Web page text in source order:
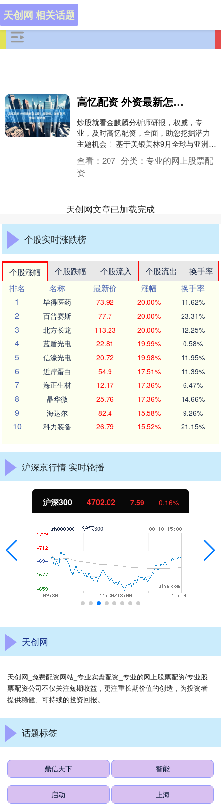
天创网 相关话题
高忆配资 外资最新怎么看？美联储，加密货币，中国，反内卷
炒股就看金麒麟分析师研报，权威，专
业，及时高忆配资，全面，助您挖掘潜力
主题机会！ 基于美银美林9月全球与亚洲投
资经理调查（截至9月16日） 要点： 对全
球市场：....
查看： 207 分类： 专业的网上股票配
资
天创网文章已加载完成
个股实时涨跌榜
个股涨幅 个股跌幅 个股流入 个股流出
换手率
排名
名称 最新价 涨幅
换手率
1
毕得医药 73.92 20.00% 11.62%
2 百普赛斯 77.7 20.00% 23.31%
3 北方长龙 113.23 20.00% 12.25%
4 蓝盾光电 22.81 19.99% 0.58%
5 信濠光电 20.72 19.98% 11.95%
6 近岸蛋白 54.9 17.51% 11.39%
7 海正生材 12.17 17.36% 6.47%
8 晶华微 25.76 17.36% 14.66%
9 海达尔 82.4 15.58% 9.26%
10 科力装备 26.79 15.52% 21.15%
沪深京行情 实时轮播
沪深300 4702.02 7.59 0.16%
天创网
天创网_免费配资网站_专业实盘配资_专业的网上股票配资/专业股
票配资公司不仅关注短期收益，更注重长期价值的创造，为投资者
提供稳健、可持续的投资回报。
话题标签
鼎信天下 智能
启动 上海